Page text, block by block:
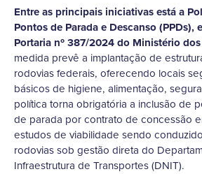
Entre as principais iniciativas está a
Pontos de Parada e Descanso (PPDs),
Portaria nº 387/2024 do Ministério
medida prevê a implantação de
rodovias federais, oferecendo locais
básicos de higiene, alimentação,
política torna obrigatória a inclusão de
de parada por contrato de concessão
estudos de viabilidade sendo
rodovias sob gestão direta do
Infraestrutura de Transportes (DNIT).